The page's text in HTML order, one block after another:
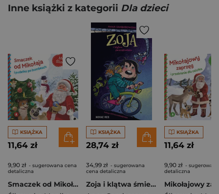
Inne książki z kategorii Dla dzieci
KSIĄŻKA
11,64 zł
9,90 zł - sugerowana cena
detaliczna
Smaczek od Mikołaja i pudełko po bombkach
KSIĄŻKA
28,74 zł
34,99 zł - sugerowana
cena detaliczna
Zoja i klątwa śmierdziołków
KSIĄŻKA
11,64 zł
9,90 zł -
detaliczna